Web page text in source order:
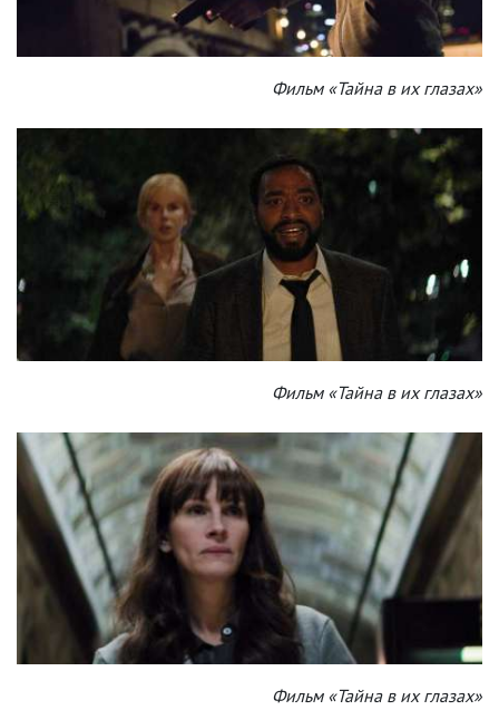
Фильм «Тайна в их глазах»
Фильм «Тайна в их глазах»
Фильм «Тайна в их глазах»